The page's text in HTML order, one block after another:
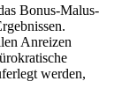
Bonus-Malus-
Anreizen
werden,